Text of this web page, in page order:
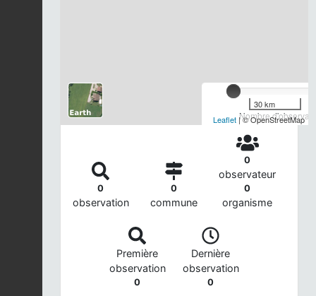
Nombre
30 km
Leaflet | © OpenStreetMap
0
observation
0
commune
0
observateur
0
organisme
Première
observation
0
Dernière
observation
0